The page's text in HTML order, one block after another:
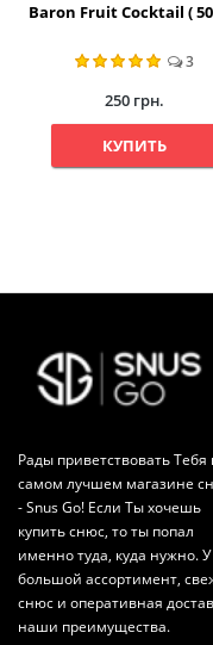
Baron Fruit Cocktail (
3
250 грн.
КУПИТЬ
Рады приветствовать Тебя
самом лучшем магазине
- Snus Go! Если Ты хочешь
купить снюс, то ты попал
именно туда, куда нужно.
большой ассортимент,
снюс и оперативная
наши преимущества.